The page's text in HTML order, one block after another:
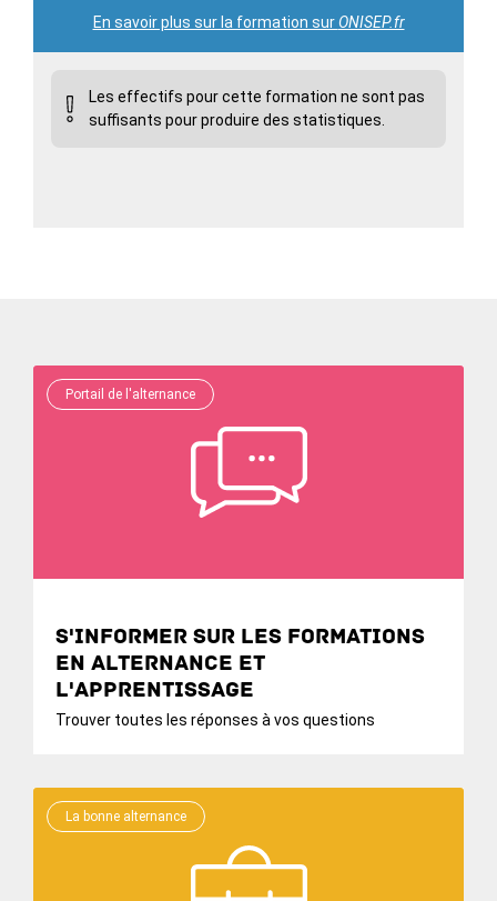
En savoir plus sur la formation surONISEP.fr
Les effectifs pour cette formation ne sont pas
suffisants pour produire des statistiques.
Portail de l'alternance
S'informer sur les formations
en alternance et
l'apprentissage
Trouver toutes les réponses à vos questions
La bonne alternance